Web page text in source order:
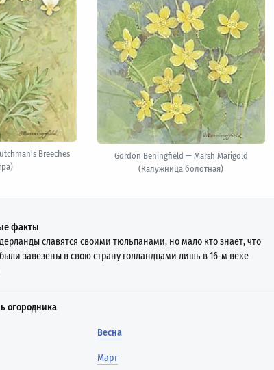
Breeches
Gordon Beningfield — Marsh Marigold
(Калужница болотная)
факты
славятся своими тюльпанами, но мало кто знает, что
завезены в свою страну голландцами лишь в 16-м веке
огородника
Весна
Март